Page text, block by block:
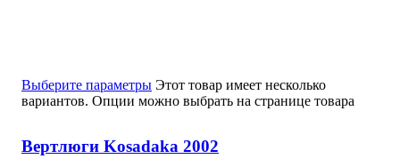
Выберите параметры Этот товар имеет несколько
вариантов. Опции можно выбрать на странице товара
Вертлюги Kosadaka 2002